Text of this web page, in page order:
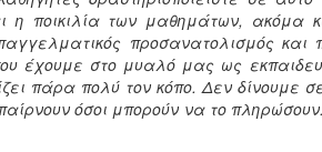
η ποικιλία των μαθημάτων, ακόμα
προσανατολισμός
έχουμε στο μυαλό μας ως
πάρα πολύ τον κόπο. Δεν δίνουμε
όσοι μπορούν να το